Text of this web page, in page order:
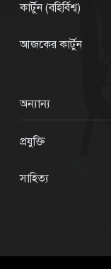
কার্টুন (বহির্বিশ্ব)
আজকের কার্টুন
অন্যান্য
প্রযুক্তি
সাহিত্য